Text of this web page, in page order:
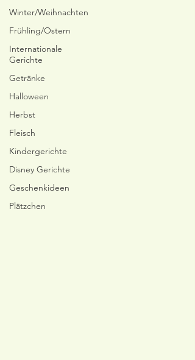
Winter/Weihnachten
Frühling/Ostern
Internationale
Gerichte
Getränke
Halloween
Herbst
Fleisch
Kindergerichte
Disney Gerichte
Geschenkideen
Plätzchen